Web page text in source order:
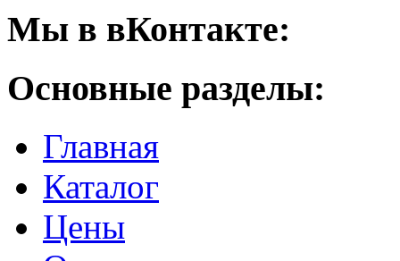
Мы в вКонтакте:
Основные разделы:
Главная
Каталог
Цены